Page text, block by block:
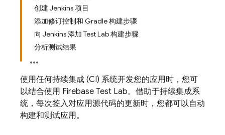
创建 Jenkins 项目
添加修订控制和 Gradle 构建步骤
向 Jenkins 添加 Test Lab 构建步骤
分析测试结果
使用任何持续集成 (CI) 系统开发您的应用时，您可
以结合使用 Firebase Test Lab。借助于持续集成系
统，每次签入对应用源代码的更新时，您都可以自动
构建和测试应用。